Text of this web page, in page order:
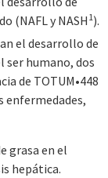
(NAFL y NASH 1).
el desarrollo de
ser humano, dos
de TOTUM•448
enfermedades,
grasa en el
hepática.